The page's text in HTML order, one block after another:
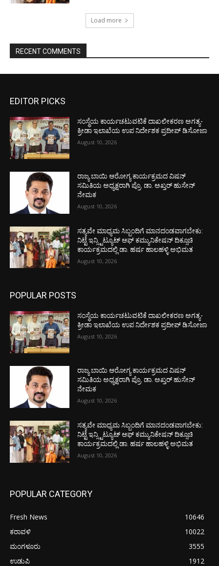
Load more
RECENT COMMENTS
EDITOR PICKS
ಸಂಸ್ಥೆಯ ಕಾರ್ಯಚಟುವಟಿಕೆ ದಾಖಲೀಕರಣ ಅಗತ್ಯ-
ಕ್ರೀಡಾ ಇಲಾಖೆಯ ಉಪ ನಿರ್ದೇಶಕ ಪ್ರದೀಪ್ ಡಿಸೋಜಾ
August 10, 2026
ರಾಜ್ಯ ಬಾಯಿ ಆರೋಗ್ಯ ಕಾರ್ಯಕ್ರಮದ ವಿಷನ್
ಸಮಿತಿಯ ಅಧ್ಯಕ್ಷರಾಗಿ ಪ್ರೊ. ಡಾ. ಅಖ್ತರ್ ಹುಸೇನ್
ನೇಮಕ
August 10, 2026
ಸತ್ಯವೇ ಮಾಧ್ಯಮ ಸಿಬ್ಬಂದಿಗೆ ಮಾನದಂಡವಾಗಬೇಕು:
ನಿಟ್ಟೆ ಇನ್ಸ್ಟಿಟ್ಯೂಟ್ ಆಫ್ ಕಮ್ಯುನಿಕೇಷನ್ ದಿಕ್ಸೂಚಿ
ಕಾರ್ಯಕ್ರಮದಲ್ಲಿ ಡಾ. ಹರ್ಷ ಹಾಲಹಳ್ಳಿ ಅಭಿಮತ
August 10, 2026
POPULAR POSTS
ಸಂಸ್ಥೆಯ ಕಾರ್ಯಚಟುವಟಿಕೆ ದಾಖಲೀಕರಣ ಅಗತ್ಯ-
ಕ್ರೀಡಾ ಇಲಾಖೆಯ ಉಪ ನಿರ್ದೇಶಕ ಪ್ರದೀಪ್ ಡಿಸೋಜಾ
August 10, 2026
ರಾಜ್ಯ ಬಾಯಿ ಆರೋಗ್ಯ ಕಾರ್ಯಕ್ರಮದ ವಿಷನ್
ಸಮಿತಿಯ ಅಧ್ಯಕ್ಷರಾಗಿ ಪ್ರೊ. ಡಾ. ಅಖ್ತರ್ ಹುಸೇನ್
ನೇಮಕ
August 10, 2026
ಸತ್ಯವೇ ಮಾಧ್ಯಮ ಸಿಬ್ಬಂದಿಗೆ ಮಾನದಂಡವಾಗಬೇಕು:
ನಿಟ್ಟೆ ಇನ್ಸ್ಟಿಟ್ಯೂಟ್ ಆಫ್ ಕಮ್ಯುನಿಕೇಷನ್ ದಿಕ್ಸೂಚಿ
ಕಾರ್ಯಕ್ರಮದಲ್ಲಿ ಡಾ. ಹರ್ಷ ಹಾಲಹಳ್ಳಿ ಅಭಿಮತ
August 10, 2026
POPULAR CATEGORY
Fresh News
10646
ಕರಾವಳಿ
10022
ಮಂಗಳೂರು
3555
ಉಡುಪಿ
1912